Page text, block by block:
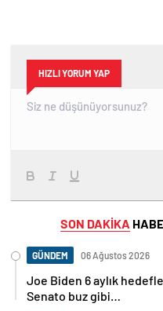
HIZLI YORUM YAP
SON DAKİKA
GÜNDEM 06 Ağustos 2026
Joe Biden 6 aylık
Senato buz gibi…